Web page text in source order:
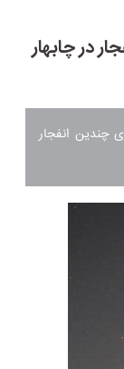
به جنوب کشور / 15 انفجار در چابهار
چندین انفجار